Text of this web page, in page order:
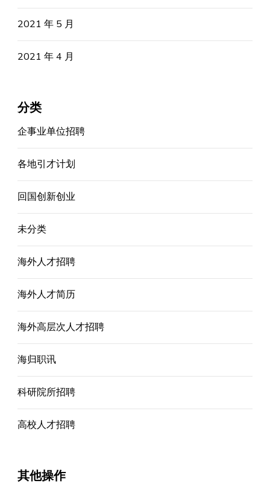
2021 年 5 月
2021 年 4 月
分类
企事业单位招聘
各地引才计划
回国创新创业
未分类
海外人才招聘
海外人才简历
海外高层次人才招聘
海归职讯
科研院所招聘
高校人才招聘
其他操作